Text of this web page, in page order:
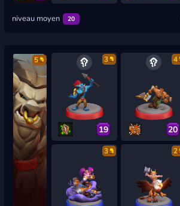
niveau moyen 20
5 3
19
4
20
3 2